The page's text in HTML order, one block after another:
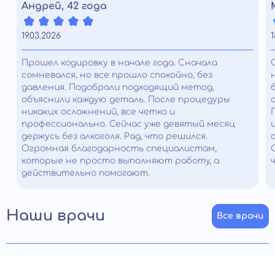
Андрей, 42 года
19.03.2026
Прошел кодировку в начале года. Сначала
сомневался, но все прошло спокойно, без
давления. Подобрали подходящий метод,
объяснили каждую деталь. После процедуры
никаких осложнений, все четко и
профессионально. Сейчас уже девятый месяц
держусь без алкоголя. Рад, что решился.
Огромная благодарность специалистам,
которые не просто выполняют работу, а
действительно помогают.
Наши врачи Все врачи